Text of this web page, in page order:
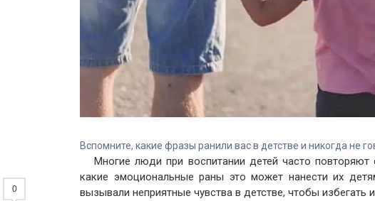
Вспомните, какие фразы ранили вас в детстве и никогда не
Многие люди при воспитании детей часто
какие эмоциональные раны это может нанести их
вызывали неприятные чувства в детстве, чтобы избегать
0